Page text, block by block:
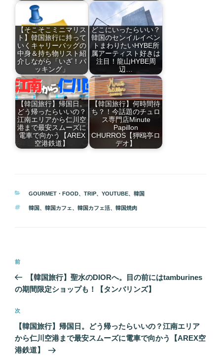
【そこそこミニマリス
ト】韓国旅行に持って
いくキャリーバッグの
中身＆持ち物リスト紹
介しながら「いざ！パ
ッキング」
どこにいったらいい？
韓国のセンイルイベン
トまわりたいHYBE所
属アーティスト好きは
注目！龍山HYBE周
辺…
【韓国旅行】帰国日。
どう帰ったらいいの？
江南エリアから仁川空
港まで最安スムーズに
電車で向かう【AREX
空港鉄道】
【韓国旅行】何時間待
ち？！今話題のチュロ
ス専門店Minute
Papillon
CHURROS【狎鴎亭ロ
デオ】
カ
ゴ
ー
GOURMET・FOOD、 TRIP、 YOUTUBE、 韓国
タ
韓国 、 韓国カフェ、 韓国カフェ活、 韓国焼肉
投
ナ
ゲ
ー
シ
ョ
前
の
投
前
【韓国旅行】聖水のDIORへ。目の前にはtamburines
の期間限定ショップも！【タンバリンズ】
次
の
投
稿
次
【韓国旅行】帰国日。どう帰ったらいいの？江南エリア
から仁川空港まで最安スムーズに電車で向かう【AREX空
港鉄道】